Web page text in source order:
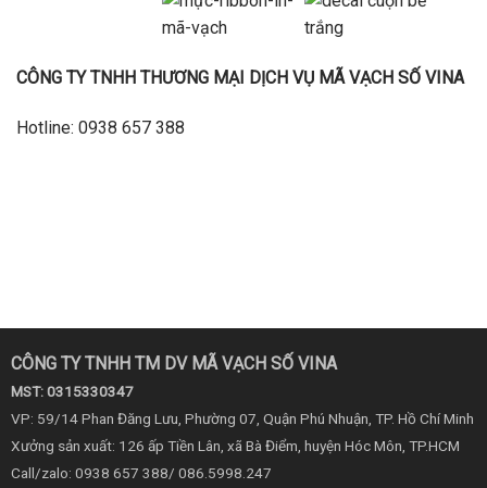
CÔNG TY TNHH THƯƠNG MẠI DỊCH VỤ MÃ VẠCH SỐ VINA
Hotline: 0938 657 388
CÔNG TY TNHH TM DV MÃ VẠCH SỐ VINA
MST: 0315330347
VP: 59/14 Phan Đăng Lưu, Phường 07, Quận Phú Nhuận, TP. Hồ Chí Minh
Xưởng sản xuất: 126 ấp Tiền Lân, xã Bà Điểm, huyện Hóc Môn, TP.HCM
Call/zalo: 0938 657 388/ 086.5998.247